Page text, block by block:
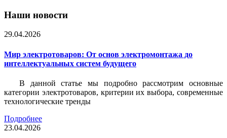
Наши новости
29.04.2026
Мир электротоваров: От основ электромонтажа до
интеллектуальных систем будущего
В данной статье мы подробно рассмотрим основные
категории электротоваров, критерии их выбора, современные
технологические тренды
Подробнее
23.04.2026